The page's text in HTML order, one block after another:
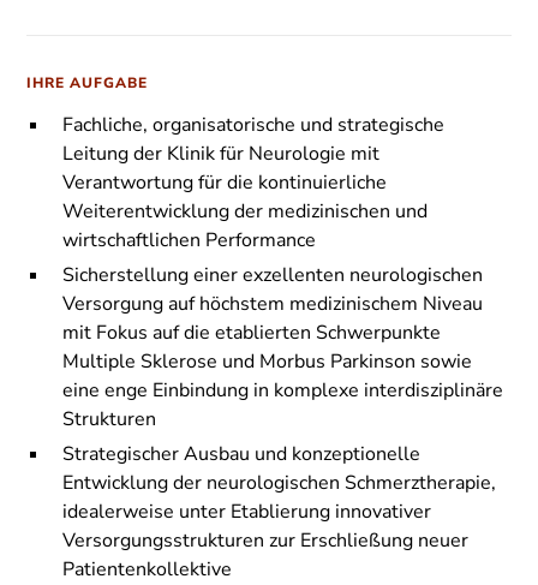
IHRE AUFGABE
Fachliche, organisatorische und strategische
Leitung der Klinik für Neurologie mit
Verantwortung für die kontinuierliche
Weiterentwicklung der medizinischen und
wirtschaftlichen Performance
Sicherstellung einer exzellenten neurologischen
Versorgung auf höchstem medizinischem Niveau
mit Fokus auf die etablierten Schwerpunkte
Multiple Sklerose und Morbus Parkinson sowie
eine enge Einbindung in komplexe interdisziplinäre
Strukturen
Strategischer Ausbau und konzeptionelle
Entwicklung der neurologischen Schmerztherapie,
idealerweise unter Etablierung innovativer
Versorgungsstrukturen zur Erschließung neuer
Patientenkollektive